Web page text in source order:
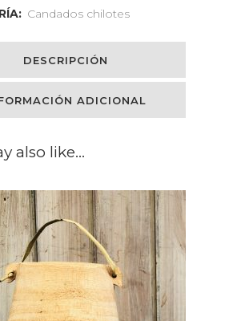
Candados chilotes
DESCRIPCIÓN
ADICIONAL
also like…